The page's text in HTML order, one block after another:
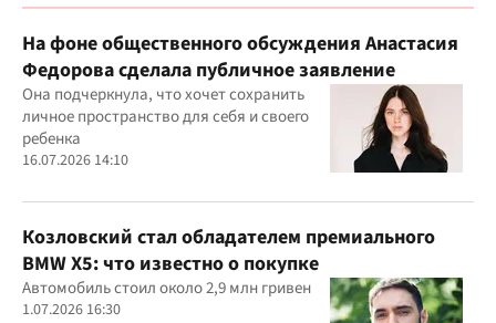
На фоне общественного обсуждения Анастасия
Федорова сделала публичное заявление
Она подчеркнула, что хочет сохранить
личное пространство для себя и своего
ребенка
16.07.2026 14:10
Козловский стал обладателем премиального
BMW X5: что известно о покупке
Автомобиль стоил около 2,9 млн гривен
1.07.2026 16:30